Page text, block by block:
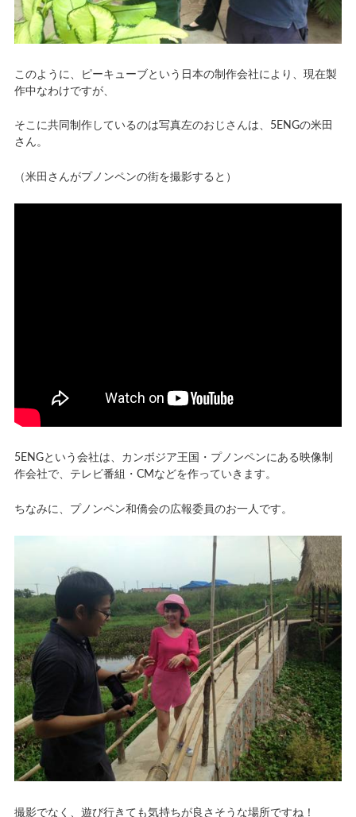
このように、ピーキューブという日本の制作会社により、現在製
作中なわけですが、
そこに共同制作しているのは写真左のおじさんは、5ENGの米田
さん。
（米田さんがプノンペンの街を撮影すると）
5ENGという会社は、カンボジア王国・プノンペンにある映像制
作会社で、テレビ番組・CMなどを作っていきます。
ちなみに、プノンペン和僑会の広報委員のお一人です。
撮影でなく、遊び行きても気持ちが良さそうな場所ですね！